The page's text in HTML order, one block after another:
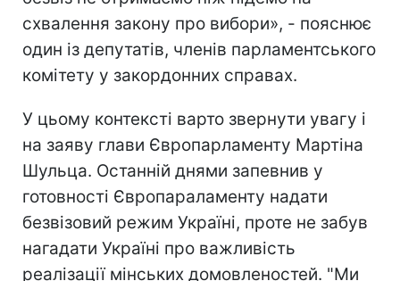
схвалення закону про вибори», - пояснює
один із депутатів, членів парламентського
комітету у закордонних справах.
У цьому контексті варто звернути увагу і
на заяву глави Європарламенту Мартіна
Шульца. Останній днями запевнив у
готовності Європараламенту надати
безвізовий режим Україні, проте не забув
нагадати Україні про важливість
реалізації мінських домовленостей. "Ми